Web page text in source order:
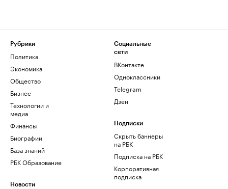
Рубрики
Политика
Экономика
Общество
Бизнес
Технологии и
медиа
Финансы
Биографии
База знаний
РБК Образование
Новости
Социальные
сети
ВКонтакте
Одноклассники
Telegram
Дзен
Подписки
Скрыть баннеры
на РБК
Подписка на РБК
Корпоративная
подписка